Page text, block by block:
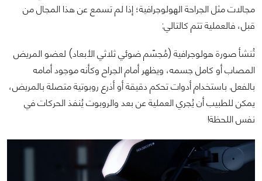
مجالات مثل الجراحة الهولوجرافية؛ إذا لم تسمع عن هذا المجال من
قبل، فالعملية تتم كالتالي:
تُنشأ صورة هولوجرافية (مُجسّم ضوئي ثلاثي الأبعاد) لعضو المريض
المصاب أو كامل جسمه، ويظهر أمام الجراح وكأنه موجود أمامه
بالفعل. باستخدام أدوات تحكم دقيقة أو أذرع روبوتية متصلة بالمريض،
يمكن للطبيب أن يُجري العملية عن بعد والروبوت يُنفذ الحركات في
نفس اللحظة!